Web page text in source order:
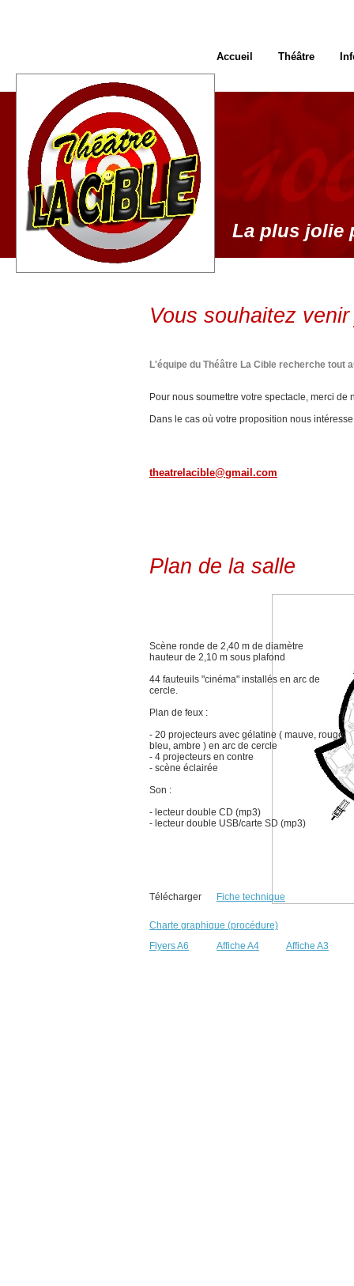
Vous souhaitez
L'équipe du Théâtre La Cible recherche tout
Pour nous soumettre votre spectacle, merci
Dans le cas où votre proposition nous
Plan de la salle
La plus jolie
Accueil Théâtre
theatrelacible@gmail.com
Scène ronde de 2,40 m de diamètre
hauteur de 2,10 m sous plafond
44 fauteuils "cinéma" installés en arc de
cercle.
Plan de feux :
- 20 projecteurs avec gélatine ( mauve, rouge,
bleu, ambre ) en arc de cercle
- 4 projecteurs en contre
- scène éclairée
Son :
- lecteur double CD (mp3)
- lecteur double USB/carte SD (mp3)
Télécharger Fiche technique
Charte graphique (procédure)
Flyers A6
Affiche A4 Affiche A3